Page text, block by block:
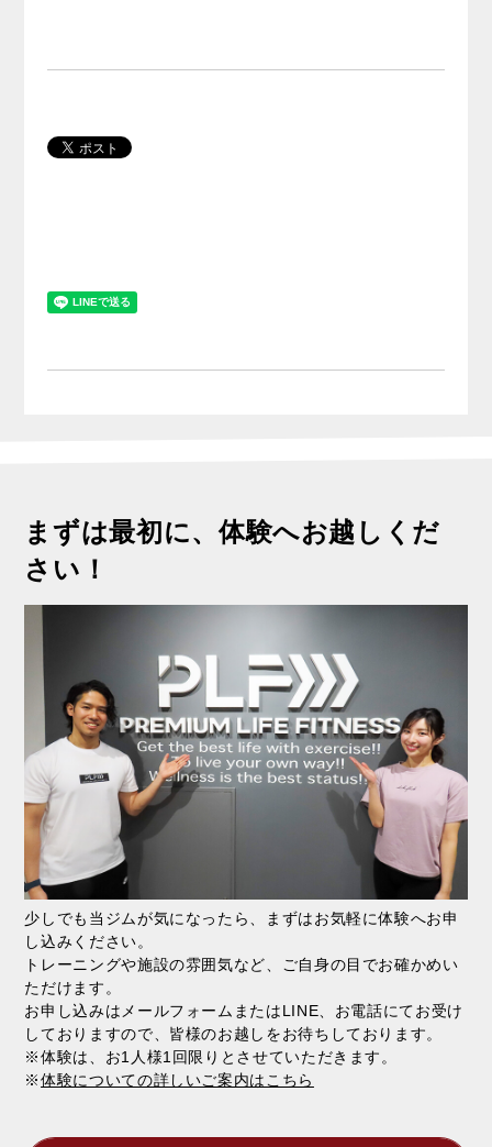
まずは最初に、体験へお越しくだ
さい！
少しでも当ジムが気になったら、まずはお気軽に体験へお申
し込みください。
トレーニングや施設の雰囲気など、ご自身の目でお確かめい
ただけます。
お申し込みはメールフォームまたはLINE、お電話にてお受け
しておりますので、皆様のお越しをお待ちしております。
※体験は、お1人様1回限りとさせていただきます。
※体験についての詳しいご案内はこちら